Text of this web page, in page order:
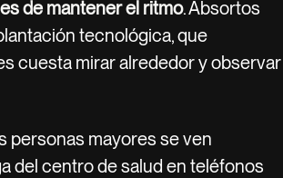
de mantener el ritmo. Absortos
tecnológica, que
cuesta mirar alrededor y observar
personas mayores se ven
del centro de salud en teléfonos